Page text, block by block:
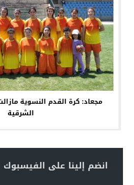
مجعاد: كرة القدم النسوية
الشرقية
انضم إلينا على الفيسبوك